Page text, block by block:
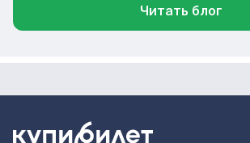
Читать блог